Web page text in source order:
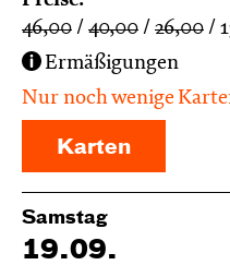
46,00
40,00 26,00
Ermäßigungen
Nur noch wenige
Karten
Samstag
19.09.